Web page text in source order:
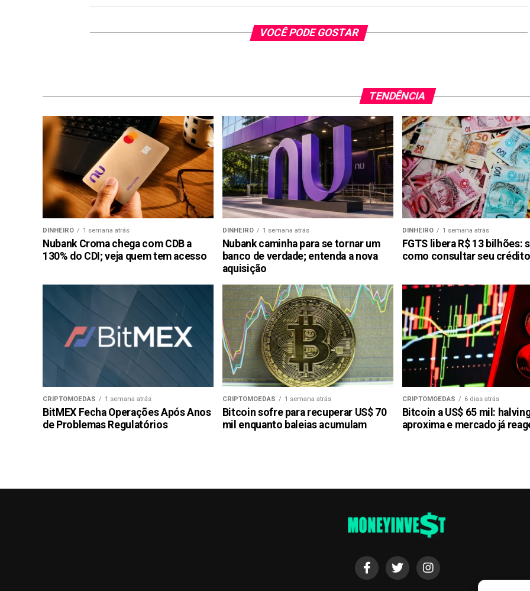
VOCÊ PODE GOSTAR
TENDÊNCIA
DINHEIRO 1 semana atrás
Nubank Croma chega com CDB a
130% do CDI; veja quem tem acesso
DINHEIRO 1 semana atrás
Nubank caminha para se tornar um
banco de verdade; entenda a nova
aquisição
DINHEIRO 1 semana atrás
FGTS libera R$ 13 bilhões:
como consultar seu
CRIPTOMOEDAS 1 semana atrás
BitMEX Fecha Operações Após Anos
de Problemas Regulatórios
CRIPTOMOEDAS 1 semana atrás
Bitcoin sofre para recuperar US$ 70
mil enquanto baleias acumulam
CRIPTOMOEDAS 6 dias atrás
Bitcoin a US$ 65 mil:
aproxima e mercado já